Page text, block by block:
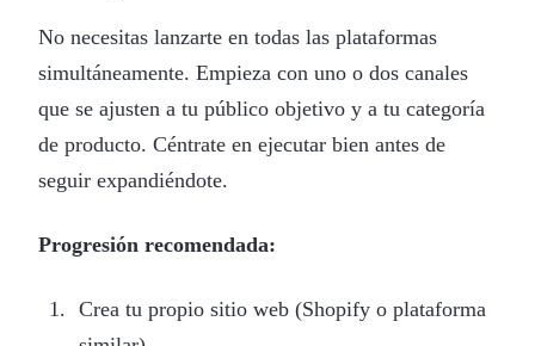
No necesitas lanzarte en todas las plataformas
simultáneamente. Empieza con uno o dos canales
que se ajusten a tu público objetivo y a tu categoría
de producto. Céntrate en ejecutar bien antes de
seguir expandiéndote.
Progresión recomendada:
Crea tu propio sitio web (Shopify o plataforma